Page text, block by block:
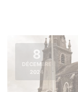
8
DÉCEMBRE
2024